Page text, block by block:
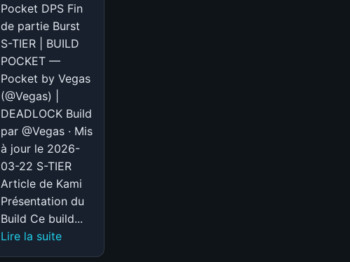
Pocket DPS Fin
de partie Burst
S-TIER | BUILD
POCKET —
Pocket by Vegas
(@Vegas) |
DEADLOCK Build
par @Vegas · Mis
à jour le 2026-
03-22 S-TIER
Article de Kami
Présentation du
Build Ce build...
Lire la suite: